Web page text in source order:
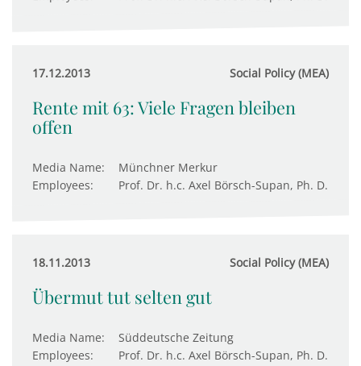
17.12.2013 Social Policy (MEA)
Rente mit 63: Viele Fragen bleiben
offen
Media Name:
Münchner Merkur
Employees:
Prof. Dr. h.c. Axel Börsch-Supan, Ph. D.
18.11.2013 Social Policy (MEA)
Übermut tut selten gut
Media Name:
Süddeutsche Zeitung
Employees:
Prof. Dr. h.c. Axel Börsch-Supan, Ph. D.